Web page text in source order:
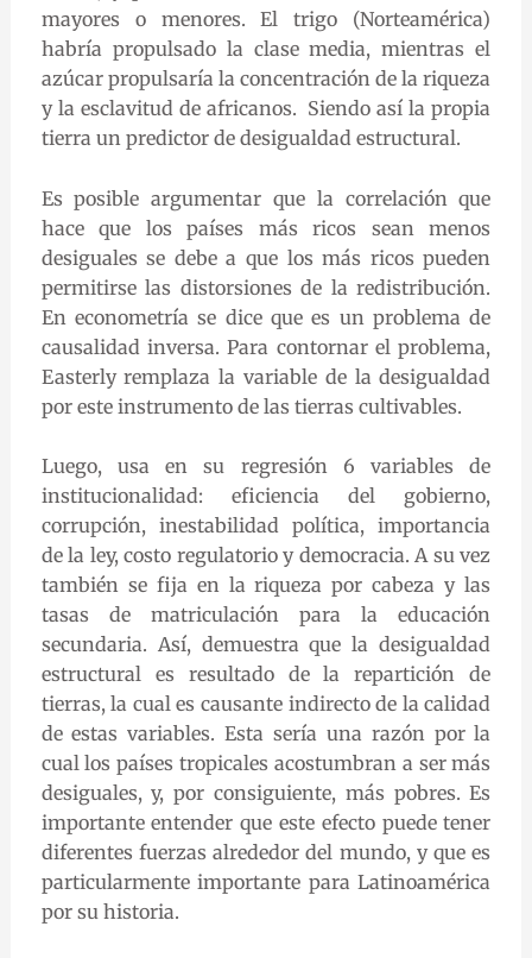
mayores o menores. El trigo (Norteamérica)
habría propulsado la clase media, mientras el
azúcar propulsaría la concentración de la riqueza
y la esclavitud de africanos. Siendo así la propia
tierra un predictor de desigualdad estructural.
Es posible argumentar que la correlación que
hace que los países más ricos sean menos
desiguales se debe a que los más ricos pueden
permitirse las distorsiones de la redistribución.
En econometría se dice que es un problema de
causalidad inversa. Para contornar el problema,
Easterly remplaza la variable de la desigualdad
por este instrumento de las tierras cultivables.
Luego, usa en su regresión 6 variables de
institucionalidad: eficiencia del gobierno,
corrupción, inestabilidad política, importancia
de la ley, costo regulatorio y democracia. A su vez
también se fija en la riqueza por cabeza y las
tasas de matriculación para la educación
secundaria. Así, demuestra que la desigualdad
estructural es resultado de la repartición de
tierras, la cual es causante indirecto de la calidad
de estas variables. Esta sería una razón por la
cual los países tropicales acostumbran a ser más
desiguales, y, por consiguiente, más pobres. Es
importante entender que este efecto puede tener
diferentes fuerzas alrededor del mundo, y que es
particularmente importante para Latinoamérica
por su historia.